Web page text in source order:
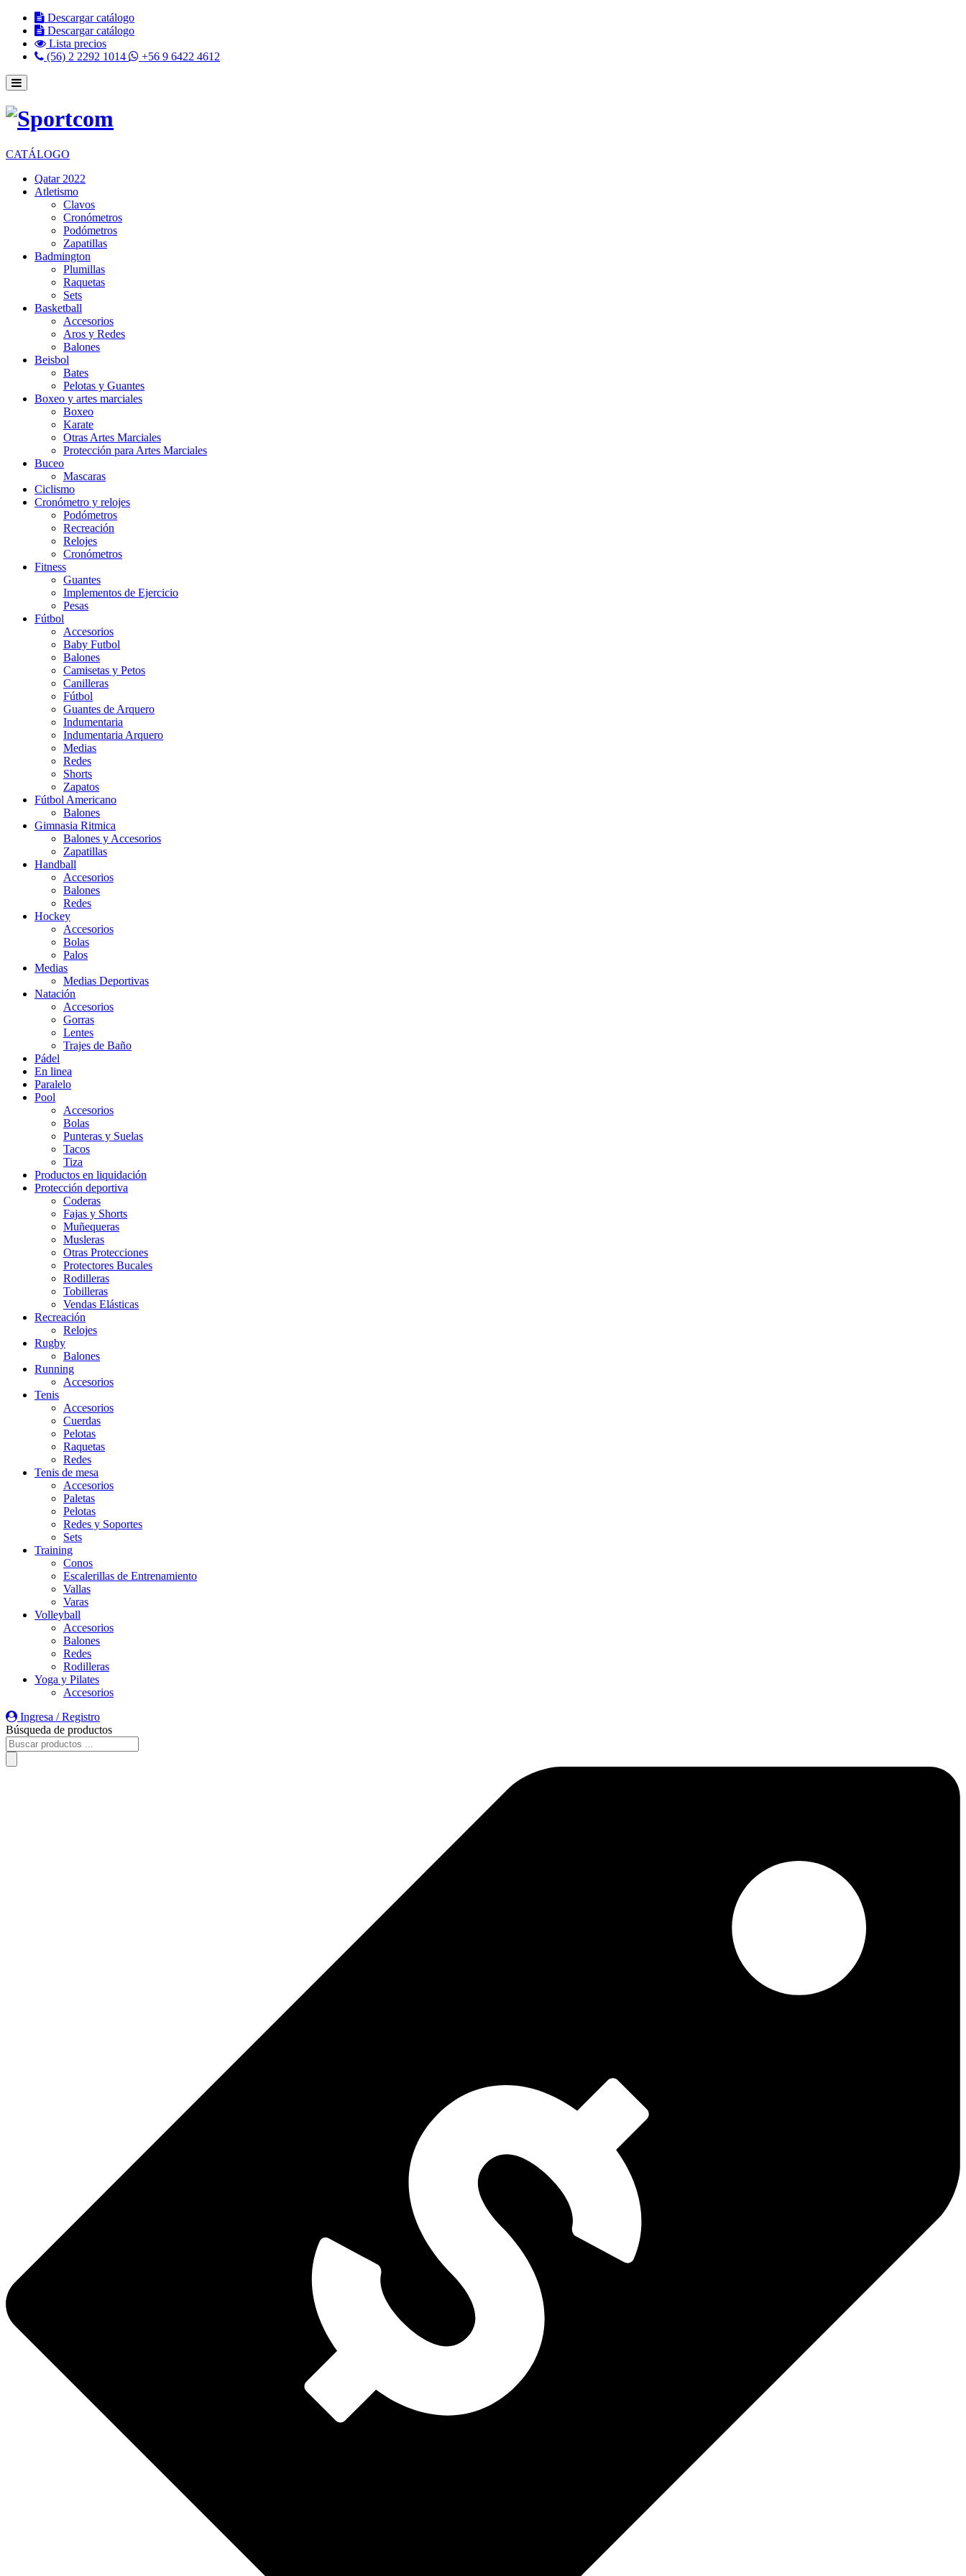
Descargar catálogo
Descargar catálogo
Lista precios
(56) 2 2292 1014
+56 9 6422 4612
CATÁLOGO
Qatar 2022
Atletismo
Clavos
Cronómetros
Podómetros
Zapatillas
Badmington
Plumillas
Raquetas
Sets
Basketball
Accesorios
Aros y Redes
Balones
Beisbol
Bates
Pelotas y Guantes
Boxeo y artes marciales
Boxeo
Karate
Otras Artes Marciales
Protección para Artes Marciales
Buceo
Mascaras
Ciclismo
Cronómetro y relojes
Podómetros
Recreación
Relojes
Cronómetros
Fitness
Guantes
Implementos de Ejercicio
Pesas
Fútbol
Accesorios
Baby Futbol
Balones
Camisetas y Petos
Canilleras
Fútbol
Guantes de Arquero
Indumentaria
Indumentaria Arquero
Medias
Redes
Shorts
Zapatos
Fútbol Americano
Balones
Gimnasia Ritmica
Balones y Accesorios
Zapatillas
Handball
Accesorios
Balones
Redes
Hockey
Accesorios
Bolas
Palos
Medias
Medias Deportivas
Natación
Accesorios
Gorras
Lentes
Trajes de Baño
Pádel
En linea
Paralelo
Pool
Accesorios
Bolas
Punteras y Suelas
Tacos
Tiza
Productos en liquidación
Protección deportiva
Coderas
Fajas y Shorts
Muñequeras
Musleras
Otras Protecciones
Protectores Bucales
Rodilleras
Tobilleras
Vendas Elásticas
Recreación
Relojes
Rugby
Balones
Running
Accesorios
Tenis
Accesorios
Cuerdas
Pelotas
Raquetas
Redes
Tenis de mesa
Accesorios
Paletas
Pelotas
Redes y Soportes
Sets
Training
Conos
Escalerillas de Entrenamiento
Vallas
Varas
Volleyball
Accesorios
Balones
Redes
Rodilleras
Yoga y Pilates
Accesorios
Ingresa / Registro
Búsqueda de productos